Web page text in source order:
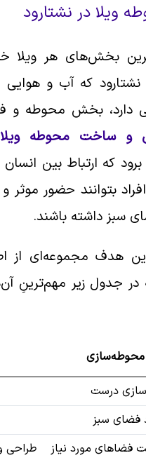
در نشتارود
بخش‌های هر ویلا
که آب و هوایی
بخش محوطه و
محوطه ویلا
که ارتباط بین انسان و
بتوانند حضور موثر و
داشته باشند.
هدف مجموعه‌ای از اصول
زیر مهم‌ترینِ آن‌ها را
درست
سبز
مورد نیاز
طراحی و